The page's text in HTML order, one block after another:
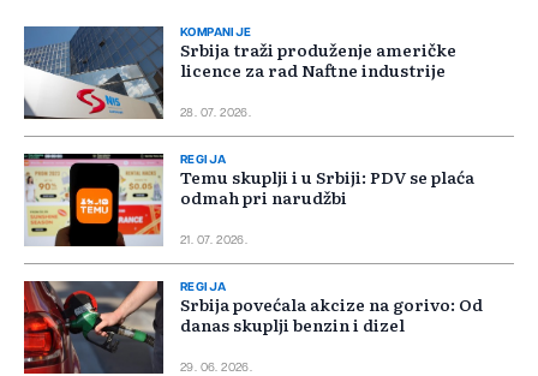
KOMPANIJE
Srbija traži produženje američke
licence za rad Naftne industrije
28. 07. 2026.
REGIJA
Temu skuplji i u Srbiji: PDV se plaća
odmah pri narudžbi
21. 07. 2026.
REGIJA
Srbija povećala akcize na gorivo: Od
danas skuplji benzin i dizel
29. 06. 2026.